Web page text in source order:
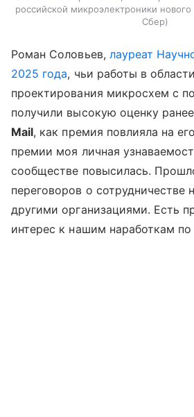
российской микроэлектроники
Сбер
Роман Соловьев, лауреат
2025 года, чьи работы в
проектирования микросхем с
получили высокую оценку
Mail, как премия повлияла на
премии моя личная
сообществе повысилась.
переговоров о сотрудничестве
другими организациями. Есть
интерес к нашим наработкам по